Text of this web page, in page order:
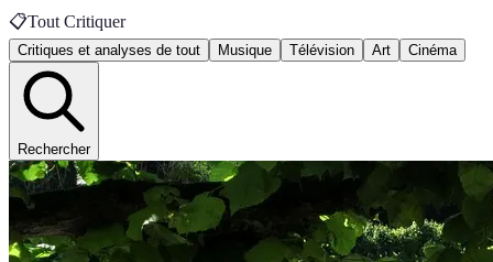
📋Tout Critiquer
Critiques et analyses de tout Musique Télévision Art Cinéma
Rechercher